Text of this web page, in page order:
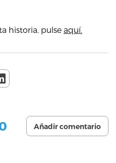
historia, pulse aquí.
Añadir comentario